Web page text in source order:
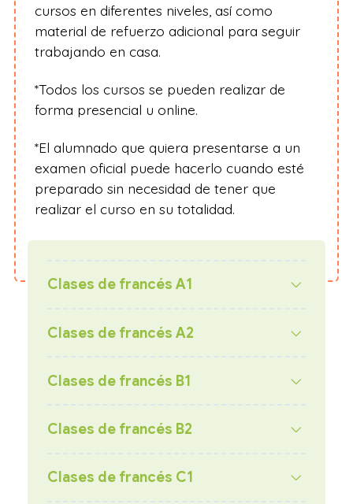
cursos en diferentes niveles, así como
material de refuerzo adicional para seguir
trabajando en casa.
*Todos los cursos se pueden realizar de
forma presencial u online.
*El alumnado que quiera presentarse a un
examen oficial puede hacerlo cuando esté
preparado sin necesidad de tener que
realizar el curso en su totalidad.
Clases de francés A1
Clases de francés A2
Clases de francés B1
Clases de francés B2
Clases de francés C1